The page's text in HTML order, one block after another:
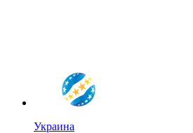
Украина